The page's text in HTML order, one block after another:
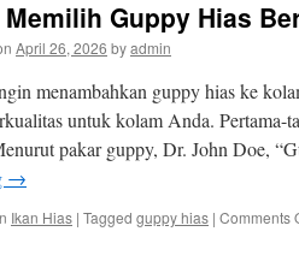
Guppy Hias
April 26, 2026 byadmin
menambahkan guppy hias ke
untuk kolam Anda. Pertama-
pakar guppy, Dr. John Doe,
→
Ikan Hias | Tagged guppy hias | Comments